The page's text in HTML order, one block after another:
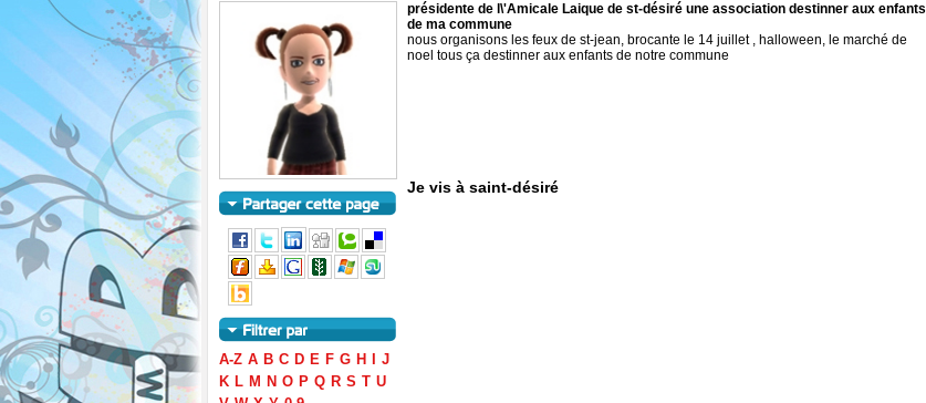
présidente de l\'Amicale Laique de st-désiré une association destinner aux enfants
de ma commune
nous organisons les feux de st-jean, brocante le 14 juillet , halloween, le marché de
noel tous ça destinner aux enfants de notre commune
Je vis à saint-désiré
A-Z A B C D E F G H
J
K L M N O P Q R S T U